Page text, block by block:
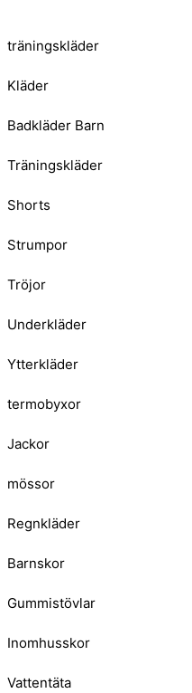
träningskläder
Kläder
Badkläder Barn
Träningskläder
Shorts
Strumpor
Tröjor
Underkläder
Ytterkläder
termobyxor
Jackor
mössor
Regnkläder
Barnskor
Gummistövlar
Inomhusskor
Vattentäta